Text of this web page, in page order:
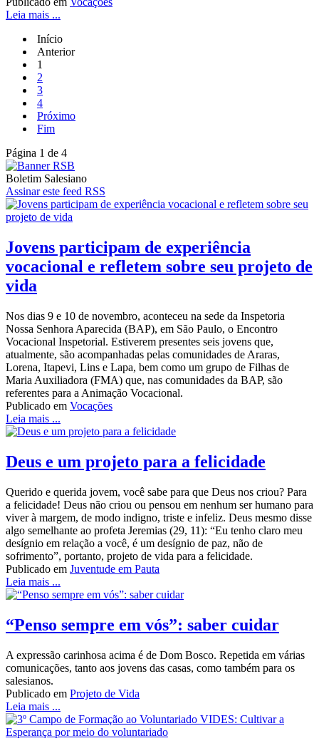
Leia mais ...
Início
Anterior
1
2
3
4
Próximo
Fim
Página 1 de 4
Boletim Salesiano
Assinar este feed RSS
Jovens participam de experiência
vocacional e refletem sobre seu projeto de
vida
Nos dias 9 e 10 de novembro, aconteceu na sede da Inspetoria
Nossa Senhora Aparecida (BAP), em São Paulo, o Encontro
Vocacional Inspetorial. Estiverem presentes seis jovens que,
atualmente, são acompanhadas pelas comunidades de Araras,
Lorena, Itapevi, Lins e Lapa, bem como um grupo de Filhas de
Maria Auxiliadora (FMA) que, nas comunidades da BAP, são
referentes para a Animação Vocacional.
Publicado em Vocações
Leia mais ...
Deus e um projeto para a felicidade
Querido e querida jovem, você sabe para que Deus nos criou? Para
a felicidade! Deus não criou ou pensou em nenhum ser humano para
viver à margem, de modo indigno, triste e infeliz. Deus mesmo disse
algo semelhante ao profeta Jeremias (29, 11): “Eu tenho claro meu
desígnio em relação a você, é um desígnio de paz, não de
sofrimento”, portanto, projeto de vida para a felicidade.
Publicado em Juventude em Pauta
Leia mais ...
“Penso sempre em vós”: saber cuidar
A expressão carinhosa acima é de Dom Bosco. Repetida em várias
comunicações, tanto aos jovens das casas, como também para os
salesianos.
Publicado em Projeto de Vida
Leia mais ...